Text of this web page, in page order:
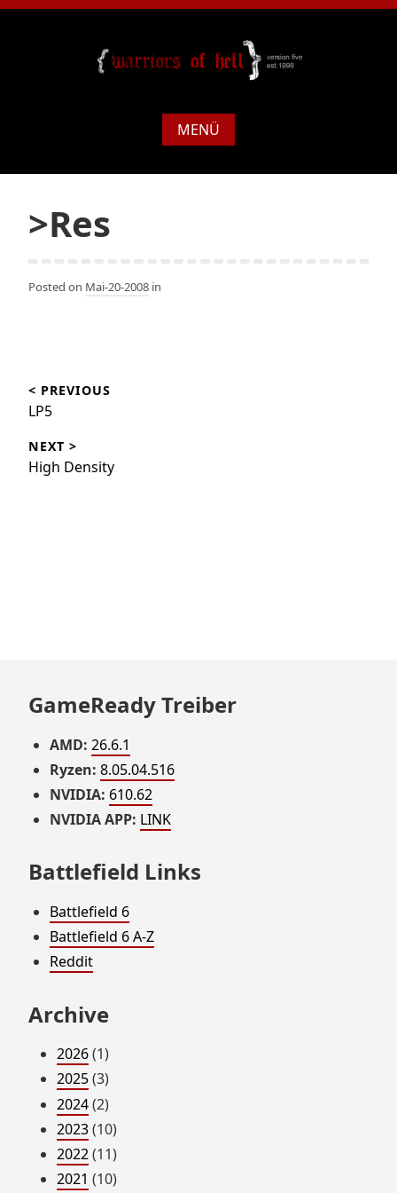
MENÜ
>Res
Posted on Mai-20-2008 in
< PREVIOUS
LP5
NEXT >
High Density
GameReady Treiber
AMD: 26.6.1
Ryzen: 8.05.04.516
NVIDIA: 610.62
NVIDIA APP: LINK
Battlefield Links
Battlefield 6
Battlefield 6 A-Z
Reddit
Archive
2026(1)
2025(3)
2024(2)
2023(10)
2022(11)
2021 (10)